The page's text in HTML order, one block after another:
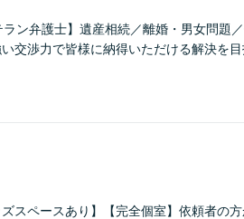
ラン弁護士】遺産相続／離婚・男女問題
交渉力で皆様に納得いただける解決を
ズスペースあり】【完全個室】依頼者の